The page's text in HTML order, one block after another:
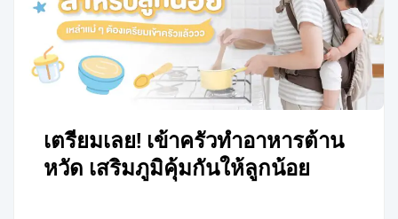
เตรียมเลย! เข้าครัวทำอาหารต้าน
หวัด เสริมภูมิคุ้มกันให้ลูกน้อย